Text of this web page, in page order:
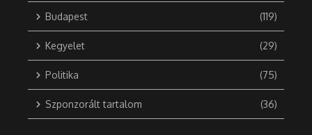
Budapest (119)
Kegyelet (29)
Politika (75)
Szponzorált tartalom (36)